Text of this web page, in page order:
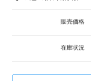
販売価格
在庫状況